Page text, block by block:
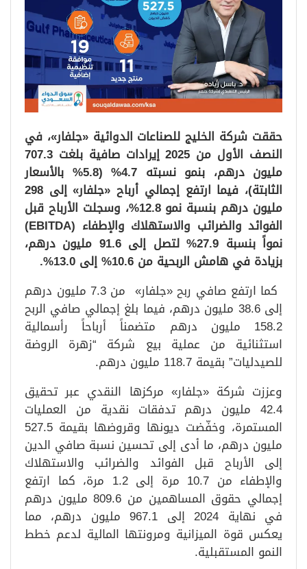
حققت شركة الخليج للصناعات الدوائية «جلفار»، في
النصف الأول من 2025 إيرادات صافية بلغت 707.3
مليون درهم، بنمو نسبته 4.7% (5.8% بالأسعار
الثابتة)، فيما ارتفع إجمالي أرباح «جلفار» إلى 298
مليون درهم بنسبة نمو 12.8%، وسجلت الأرباح قبل
الفوائد والضرائب والاستهلاك والإطفاء (EBITDA)
نمواً بنسبة 27.9% لتصل إلى 91.6 مليون درهم،
بزيادة في هامش الربحية من 10.6% إلى 13.0%.
كما ارتفع صافي ربح «جلفار» من 7.3 مليون درهم
إلى 38.6 مليون درهم، فيما بلغ إجمالي صافي الربح
158.2 مليون درهم متضمناً أرباحاً رأسمالية
استثنائية من عملية بيع شركة “زهرة الروضة
للصيدليات” بقيمة 118.7 مليون درهم.
وعززت شركة «جلفار» مركزها النقدي عبر تحقيق
42.4 مليون درهم تدفقات نقدية من العمليات
المستمرة، وخفّضت ديونها وقروضها بقيمة 527.5
مليون درهم، ما أدى إلى تحسين نسبة صافي الدين
إلى الأرباح قبل الفوائد والضرائب والاستهلاك
والإطفاء من 10.7 مرة إلى 1.2 مرة، كما ارتفع
إجمالي حقوق المساهمين من 809.6 مليون درهم
في نهاية 2024 إلى 967.1 مليون درهم، مما
يعكس قوة الميزانية ومرونتها المالية لدعم خطط
النمو المستقبلية.